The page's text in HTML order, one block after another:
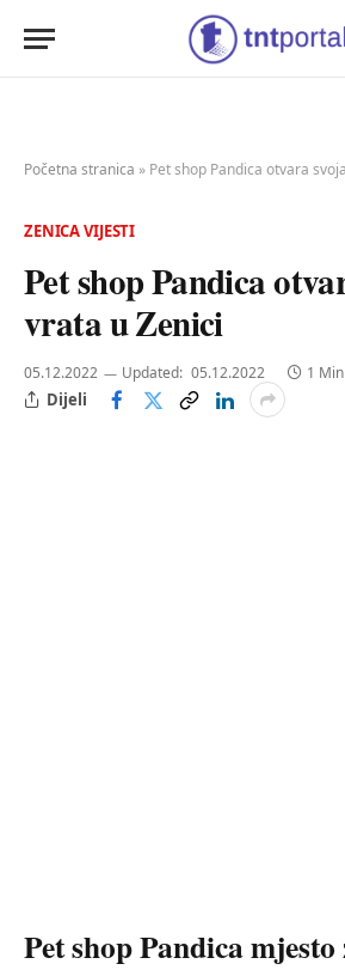
Početna stranica » Pet shop Pandica otvara
ZENICA VIJESTI
Pet shop Pandica
vrata u Zenici
05.12.2022 Updated: 05.12.2022 1
Dijeli
Pet shop Pandica mjesto